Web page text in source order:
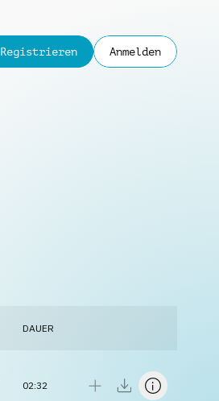
Registrieren Anmelden
DAUER
02:32